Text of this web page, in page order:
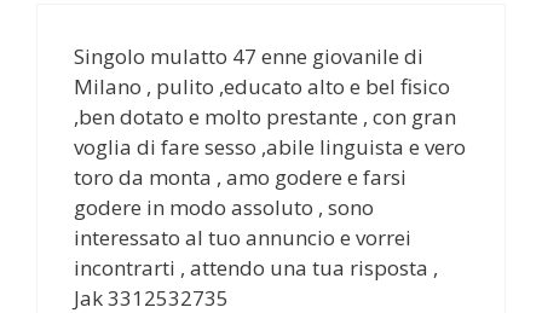
Singolo mulatto 47 enne giovanile di
Milano , pulito ,educato alto e bel fisico
,ben dotato e molto prestante , con gran
voglia di fare sesso ,abile linguista e vero
toro da monta , amo godere e farsi
godere in modo assoluto , sono
interessato al tuo annuncio e vorrei
incontrarti , attendo una tua risposta ,
Jak 3312532735